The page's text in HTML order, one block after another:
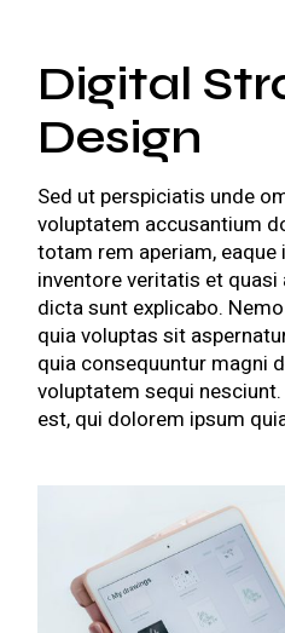
Digital
Design
Sed ut perspiciatis unde
voluptatem accusantium
totam rem aperiam, eaque
inventore veritatis et
dicta sunt explicabo.
quia voluptas sit
quia consequuntur magni
voluptatem sequi
est, qui dolorem ipsum